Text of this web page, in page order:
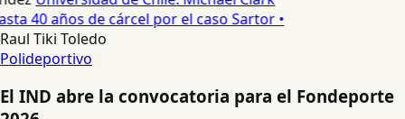
40 años de cárcel por el caso Sartor •
Raul Tiki Toledo
Polideportivo
El IND abre la convocatoria para el Fondeporte